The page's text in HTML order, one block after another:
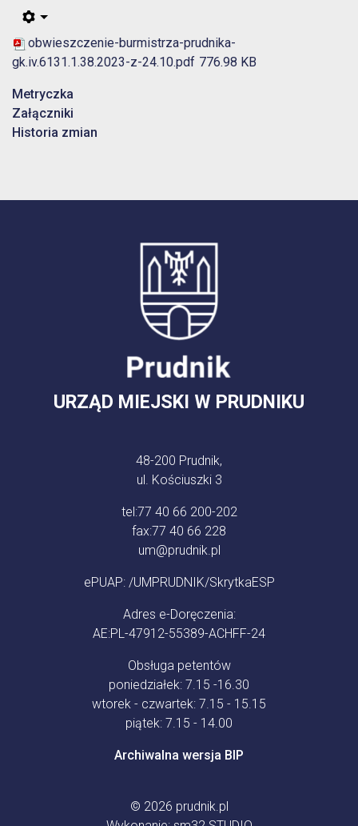
obwieszczenie-burmistrza-prudnika-
gk.iv.6131.1.38.2023-z-24.10.pdf 776.98 KB
Metryczka
Załączniki
Historia zmian
URZĄD MIEJSKI W PRUDNIKU
48-200 Prudnik,
ul. Kościuszki 3
tel:77 40 66 200-202
fax:77 40 66 228
um@prudnik.pl
ePUAP: /UMPRUDNIK/SkrytkaESP
Adres e-Doręczenia:
AE:PL-47912-55389-ACHFF-24
Obsługa petentów
poniedziałek: 7.15 -16.30
wtorek - czwartek: 7.15 - 15.15
piątek: 7.15 - 14.00
Archiwalna wersja BIP
© 2026 prudnik.pl